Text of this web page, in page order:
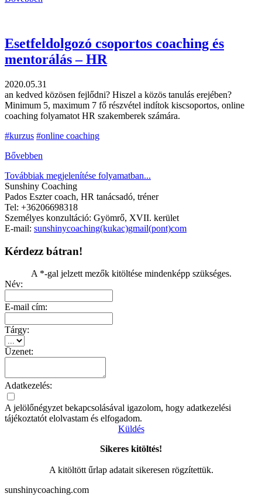
Esetfeldolgozó csoportos coaching és
mentorálás – HR
2020.05.31
an kedved közösen fejlődni? Hiszel a közös tanulás erejében?
Minimum 5, maximum 7 fő részvétel indítok kiscsoportos, online
coaching folyamatot HR szakemberek számára.
#kurzus #online coaching
Bővebben
Továbbiak megjelenítése folyamatban...
Sunshiny Coaching
Pados Eszter coach, HR tanácsadó, tréner
Tel: +36206698318
Személyes konzultáció: Gyömrő, XVII. kerület
E-mail: sunshinycoaching(kukac)gmail(pont)com
Kérdezz bátran!
A *-gal jelzett mezők kitöltése mindenképp szükséges.
Név:
E-mail cím:
Tárgy:
Üzenet:
Adatkezelés:
A jelölőnégyzet bekapcsolásával igazolom, hogy adatkezelési
tájékoztatót elolvastam és elfogadom.
Küldés
Sikeres kitöltés!
A kitöltött űrlap adatait sikeresen rögzítettük.
sunshinycoaching.com